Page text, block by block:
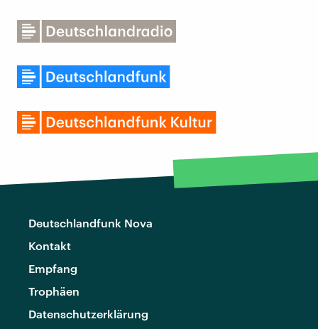
Deutschlandfunk Nova
Kontakt
Empfang
Trophäen
Datenschutzerklärung